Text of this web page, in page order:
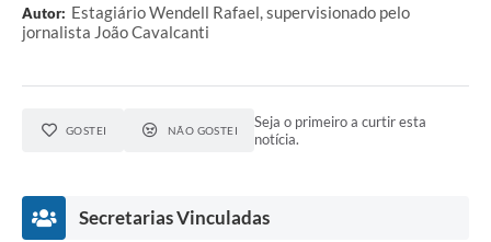
Autor: Estagiário Wendell Rafael, supervisionado pelo
jornalista João Cavalcanti
GOSTEI NÃO GOSTEI
Seja o primeiro a curtir esta
notícia.
Secretarias Vinculadas